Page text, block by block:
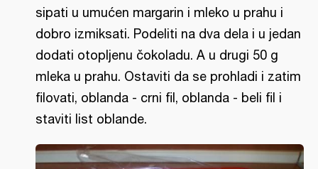
sipati u umućen margarin i mleko u prahu i
dobro izmiksati. Podeliti na dva dela i u jedan
dodati otopljenu čokoladu. A u drugi 50 g
mleka u prahu. Ostaviti da se prohladi i zatim
filovati, oblanda - crni fil, oblanda - beli fil i
staviti list oblande.